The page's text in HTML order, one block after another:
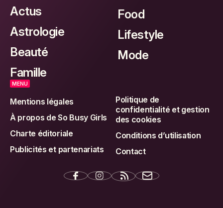
Actus
Astrologie
Beauté
Famille
Food
Lifestyle
Mode
MENU
Mentions légales
À propos de So Busy Girls
Charte éditoriale
Publicités et partenariats
Politique de
confidentialité et gestion
des cookies
Conditions d’utilisation
Contact